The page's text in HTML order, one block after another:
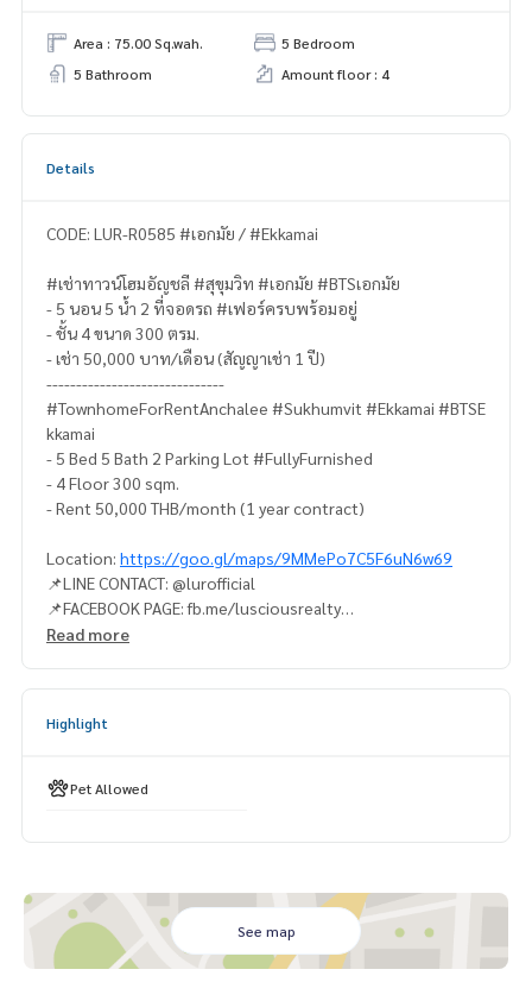
Area : 75.00 Sq.wah.
5 Bedroom
5 Bathroom
Amount floor : 4
Details
CODE: LUR-R0585 #เอกมัย / #Ekkamai
#เช่าทาวน์โฮมอัญชลี #สุขุมวิท #เอกมัย #BTSเอกมัย
- 5 นอน 5 น้ำ 2 ที่จอดรถ #เฟอร์ครบพร้อมอยู่
- ชั้น 4 ขนาด 300 ตรม.
- เช่า 50,000 บาท/เดือน (สัญญาเช่า 1 ปี)
------------------------------
#TownhomeForRentAnchalee #Sukhumvit #Ekkamai #BTSE
kkamai
- 5 Bed 5 Bath 2 Parking Lot #FullyFurnished
- 4 Floor 300 sqm.
- Rent 50,000 THB/month (1 year contract)
Location: https://goo.gl/maps/9MMePo7C5F6uN6w69
📌LINE CONTACT: @lurofficial
📌FACEBOOK PAGE: fb.me/lusciousrealty
📌TEL No. CONTACT
#LUR #lusciousrealty #realty #realestate #realestateage
meforbuy #townhome #townhomeforrent #townhomefors
entSellCondoBangkok #CondoMarket #CondoDD #Sukhu
mvit #CBD #ทำงานด้วยใจ #ใช้ความรู้ทำงาน #บ้านและสวน #P
hetkasem #ใจกลางเมือง #สุขุมวิท #เพชรเกษม #คอนโด #ขายค
Read more
Highlight
Pet Allowed
See map